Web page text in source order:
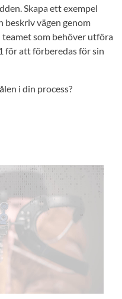
Skapa ett exempel
beskriv vägen genom
teamet som behöver utföra
för att förberedas för sin
i din process?